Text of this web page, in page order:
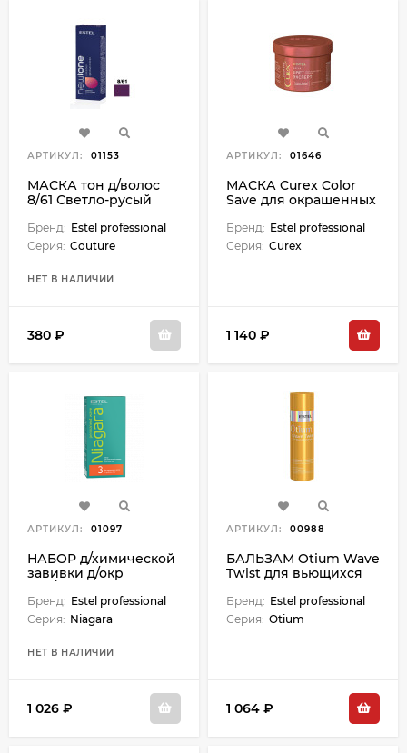
АРТИКУЛ: 01153
МАСКА тон д/волос
8/61 Светло-русый
мл
Бренд: Estel professional
Серия: Couture
НЕТ В НАЛИЧИИ
380 ₽
АРТИКУЛ: 01646
МАСКА Curex Color
Save для окрашенных
Бренд: Estel professional
Серия: Curex
1 140 ₽
АРТИКУЛ: 01097
НАБОР д/химической
завивки д/окр
Бренд: Estel professional
Серия: Niagara
НЕТ В НАЛИЧИИ
1 026 ₽
АРТИКУЛ: 00988
БАЛЬЗАМ Otium Wave
Twist для вьющихся
Бренд: Estel professional
Серия: Otium
1 064 ₽